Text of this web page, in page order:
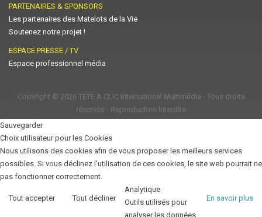
PARTENAIRES & SPONSORS
Les partenaires des Matelots de la Vie
Soutenez notre projet !
ESPACE PRESSE / TV
Espace professionnel média
Copyright © 2026 TETE A CLIC International Multimédia - Tous droits
réservés - Reproduction Interdite
Sauvegarder
Choix utilisateur pour les Cookies
Nous utilisons des cookies afin de vous proposer les meilleurs services
possibles. Si vous déclinez l'utilisation de ces cookies, le site web pourrait ne
pas fonctionner correctement.
Tout accepter Tout décliner En savoir plus
Analytique
Outils utilisés pour
analyser les données